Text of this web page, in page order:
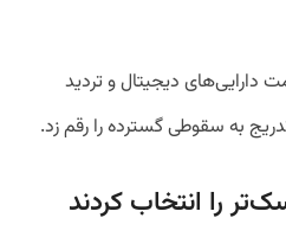
دیجیتال و تردید
به سقوطی گسترده را رقم زد.
را انتخاب کردند